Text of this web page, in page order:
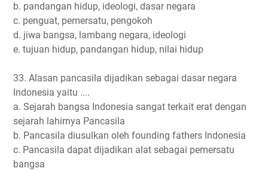
b. pandangan hidup, ideologi, dasar negara
c. penguat, pemersatu, pengokoh
d. jiwa bangsa, lambang negara, ideologi
e. tujuan hidup, pandangan hidup, nilai hidup
33. Alasan pancasila dijadikan sebagai dasar negara
Indonesia yaitu ....
a. Sejarah bangsa Indonesia sangat terkait erat dengan
sejarah lahirnya Pancasila
b. Pancasila diusulkan oleh founding fathers Indonesia
c. Pancasila dapat dijadikan alat sebagai pemersatu
bangsa